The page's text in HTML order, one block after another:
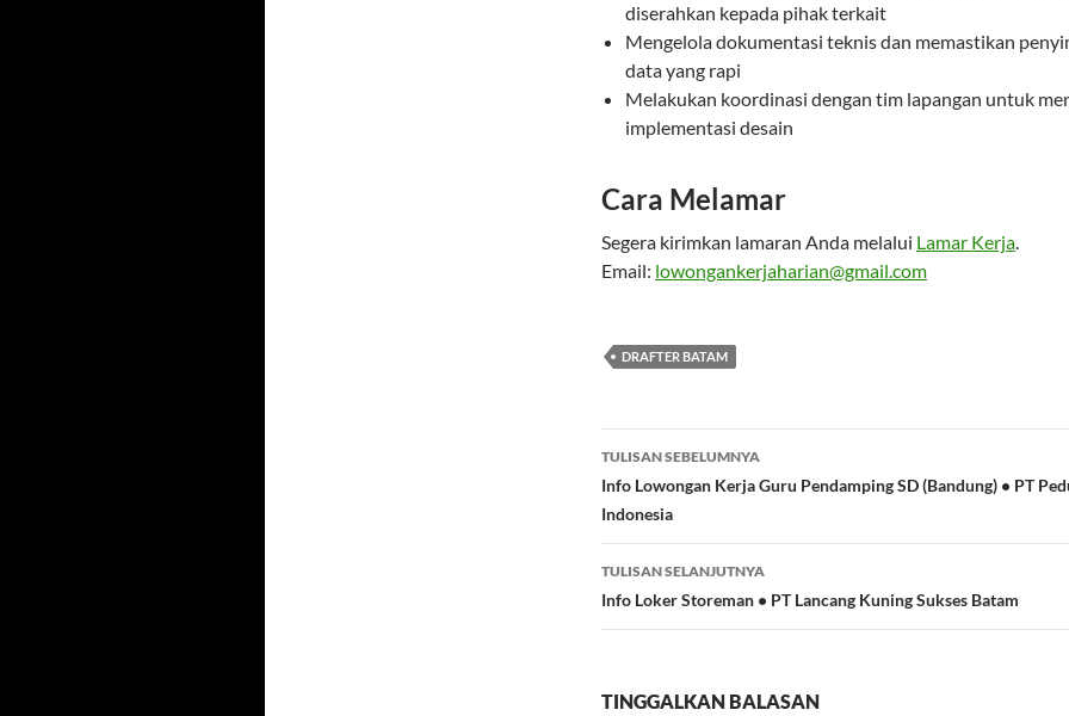
diserahkan kepada pihak terkait
Mengelola dokumentasi teknis dan memastikan
data yang rapi
Melakukan koordinasi dengan tim lapangan untuk
implementasi desain
Cara Melamar
Segera kirimkan lamaran Anda melalui Lamar Kerja.
Email: lowongankerjaharian@gmail.com
DRAFTER BATAM
Navigasi
Tulisan
TULISAN SEBELUMNYA
Info Lowongan Kerja Guru Pendamping SD (Bandung) • PT
Indonesia
TULISAN SELANJUTNYA
Info Loker Storeman • PT Lancang Kuning Sukses Batam
TINGGALKAN BALASAN